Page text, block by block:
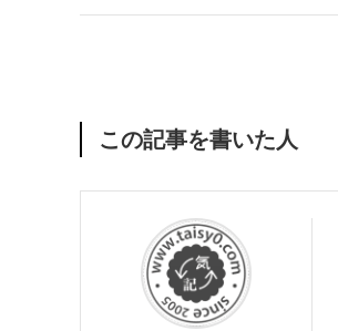
この記事を書いた人